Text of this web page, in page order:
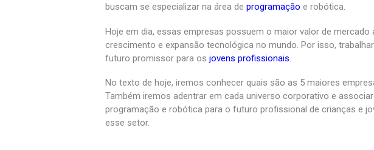
buscam se especializar na área de programação e robótica.
Hoje em dia, essas empresas possuem o maior valor de mercado
crescimento e expansão tecnológica no mundo. Por isso,
futuro promissor para os jovens profissionais
No texto de hoje, iremos conhecer quais são as 5 maiores
Também iremos adentrar em cada universo corporativo e
programação e robótica para o futuro profissional de crianças e
esse setor.